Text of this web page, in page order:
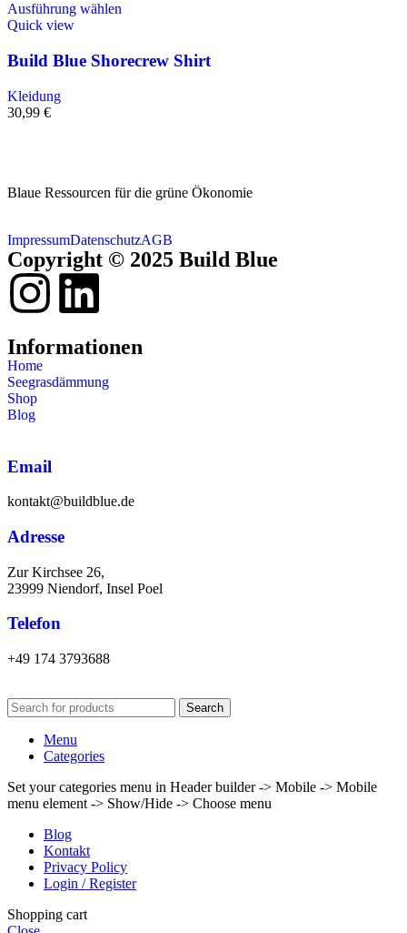
Ausführung wählen
Quick view
Build Blue Shorecrew Shirt
Kleidung
30,99 €
Blaue Ressourcen für die grüne Ökonomie
ImpressumDatenschutzAGB
Copyright © 2025 Build Blue
Informationen
Home
Seegrasdämmung
Shop
Blog
Email
kontakt@buildblue.de
Adresse
Zur Kirchsee 26,
23999 Niendorf, Insel Poel
Telefon
+49 174 3793688
Search
Menu
Categories
Set your categories menu in Header builder -> Mobile -> Mobile
menu element -> Show/Hide -> Choose menu
Blog
Kontakt
Privacy Policy
Login / Register
Shopping cart